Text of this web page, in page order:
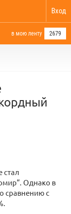
Вход
в мою ленту 2679
стал
Однако в
сравнению с